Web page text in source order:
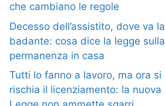
che cambiano le regole
Decesso dell’assistito, dove va la
badante: cosa dice la legge sulla
permanenza in casa
Tutti lo fanno a lavoro, ma ora si
rischia il licenziamento: la nuova